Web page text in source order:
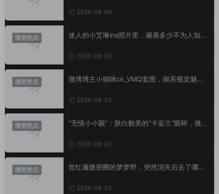
2026-08-06
微密热点
迷人的小艾琳ins照片里，藏着多少不为人知的
2026-08-05
微密热点
微博博主小猫咪ck_VMQ套图，御系视觉魅力
2026-08-02
微密热点
“无情小小颖”：肤白貌美的“卡姿兰”眼眸，微密
2026-08-02
微密热点
曾红遍微密圈的梦梦野，突然消失后去了哪
2026-08-02